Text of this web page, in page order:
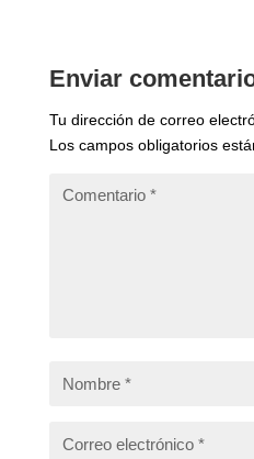
Enviar
Tu dirección de correo
Los campos obligatorios